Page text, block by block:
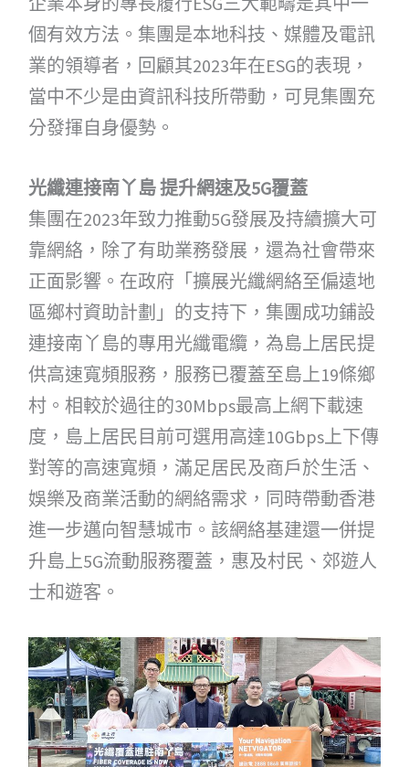
個有效方法。集團是本地科技、媒體及電訊
業的領導者，回顧其2023年在ESG的表現，
當中不少是由資訊科技所帶動，可見集團充
分發揮自身優勢。
光纖連接南丫島 提升網速及5G覆蓋
集團在2023年致力推動5G發展及持續擴大可
靠網絡，除了有助業務發展，還為社會帶來
正面影響。在政府「擴展光纖網絡至偏遠地
區鄉村資助計劃」的支持下，集團成功鋪設
連接南丫島的專用光纖電纜，為島上居民提
供高速寬頻服務，服務已覆蓋至島上19條鄉
村。相較於過往的30Mbps最高上網下載速
度，島上居民目前可選用高達10Gbps上下傳
對等的高速寬頻，滿足居民及商戶於生活、
娛樂及商業活動的網絡需求，同時帶動香港
進一步邁向智慧城巿。該網絡基建還一併提
升島上5G流動服務覆蓋，惠及村民、郊遊人
士和遊客。